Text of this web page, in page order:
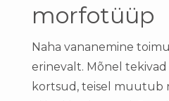
morfotüüp
Naha vananemine
erinevalt. Mõnel
kortsud, teisel muutub